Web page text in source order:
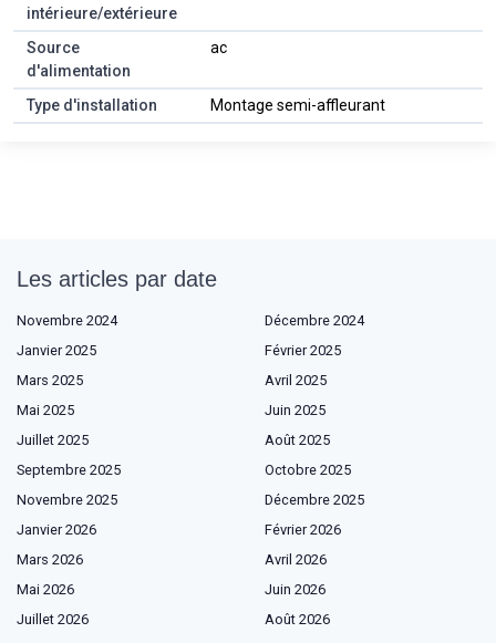
intérieure/extérieure
Source
d'alimentation
ac
Type d'installation Montage semi-affleurant
Les articles par date
Novembre 2024
Décembre 2024
Janvier 2025
Février 2025
Mars 2025
Avril 2025
Mai 2025
Juin 2025
Juillet 2025
Août 2025
Septembre 2025
Octobre 2025
Novembre 2025
Décembre 2025
Janvier 2026
Février 2026
Mars 2026
Avril 2026
Mai 2026
Juin 2026
Juillet 2026
Août 2026